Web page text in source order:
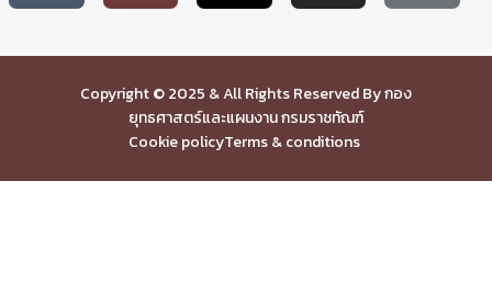
Copyright © 2025 & All Rights Reserved By กอง
ยุทธศาสตร์และแผนงาน กรมราชทัณฑ์
Cookie policyTerms & conditions